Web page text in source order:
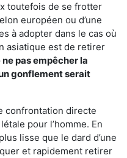
toutefois de se frotter
européen ou d’une
à adopter dans le cas où
asiatique est de retirer
pas empêcher la
gonflement serait
confrontation directe
pour l’homme. En
lisse que le dard d’une
et rapidement retirer